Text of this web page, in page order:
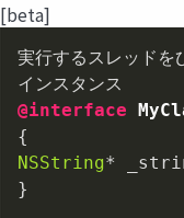
[beta]
実⾏するスレッドを
@interface
NSString*
}